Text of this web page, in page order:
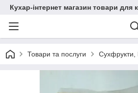
Кухар-інтернет магазин товари для
Товари та послуги Сухфрукти,